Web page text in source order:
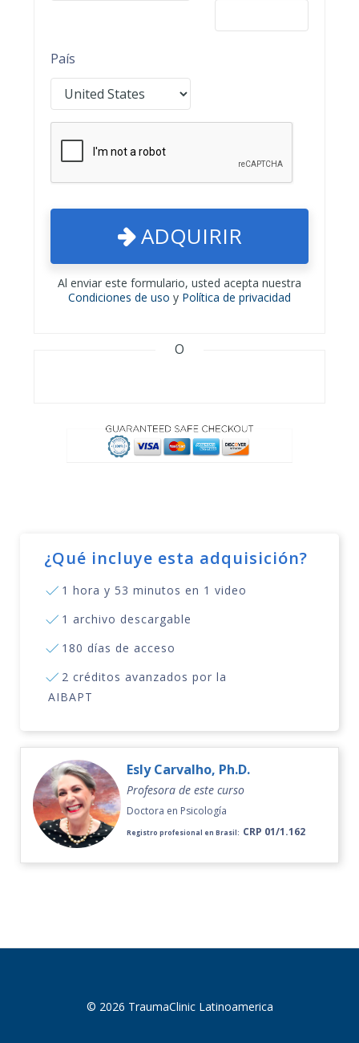
País
ADQUIRIR
Al enviar este formulario, usted acepta nuestra
Condiciones de uso y Política de privacidad
O
¿Qué incluye esta adquisición?
1 hora y 53 minutos en 1 video
1 archivo descargable
180 días de acceso
2 créditos avanzados por la
AIBAPT
Esly Carvalho, Ph.D.
Profesora de este curso
Doctora en Psicología
Registro profesional en Brasil: CRP 01/1.162
© 2026 TraumaClinic Latinoamerica